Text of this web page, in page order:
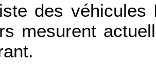
des
mesurent